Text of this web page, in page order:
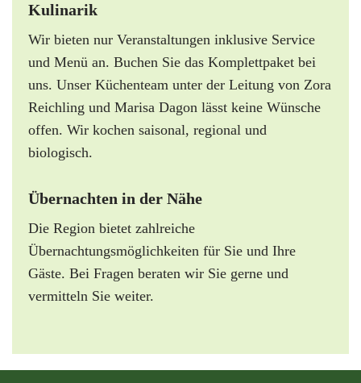
Kulinarik
Wir bieten nur Veranstaltungen inklusive Service
und Menü an. Buchen Sie das Komplettpaket bei
uns. Unser Küchenteam unter der Leitung von Zora
Reichling und Marisa Dagon lässt keine Wünsche
offen. Wir kochen saisonal, regional und
biologisch.
Übernachten in der Nähe
Die Region bietet zahlreiche
Übernachtungsmöglichkeiten für Sie und Ihre
Gäste. Bei Fragen beraten wir Sie gerne und
vermitteln Sie weiter.